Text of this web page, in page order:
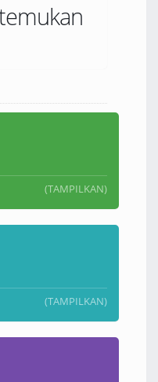
(TAMPILKAN)
(TAMPILKAN)